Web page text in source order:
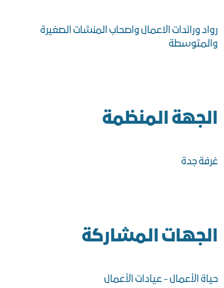
رواد ورائدات الاعمال واصحاب المنشات الصغيرة
والمتوسطة
الجهة المنظمة
غرفة جدة
الجهات المشاركة
حياة الأعمال - عيادات الأعمال